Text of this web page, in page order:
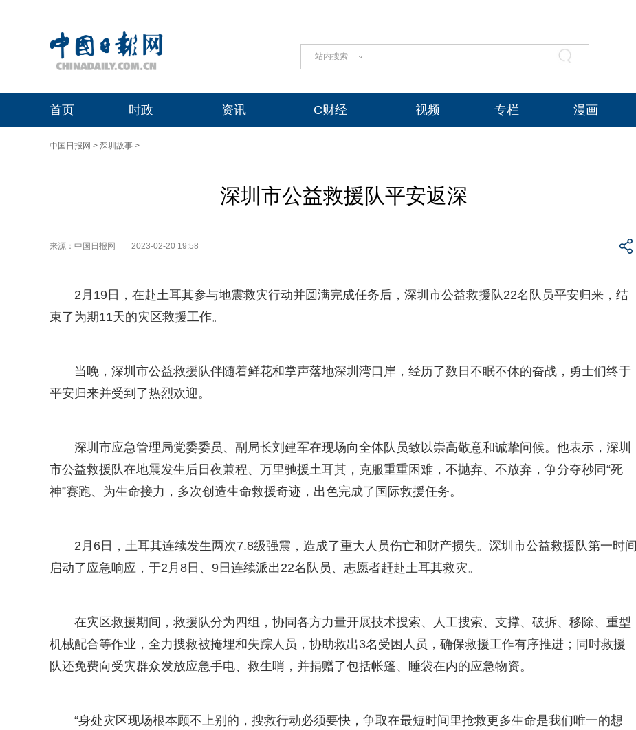
站内搜索
首页 时政 资讯 C财经 视频 专栏 漫画
中国日报网 > 深圳故事 >
深圳市公益救援队平安返深
来源：中国日报网 2023-02-20 19:58
2月19日，在赴土耳其参与地震救灾行动并圆满完成任务后，深圳市公益救援队22名队员平安归来，结
束了为期11天的灾区救援工作。
当晚，深圳市公益救援队伴随着鲜花和掌声落地深圳湾口岸，经历了数日不眠不休的奋战，勇士们终于
平安归来并受到了热烈欢迎。
深圳市应急管理局党委委员、副局长刘建军在现场向全体队员致以崇高敬意和诚挚问候。他表示，深圳
市公益救援队在地震发生后日夜兼程、万里驰援土耳其，克服重重困难，不抛弃、不放弃，争分夺秒同“死
神”赛跑、为生命接力，多次创造生命救援奇迹，出色完成了国际救援任务。
2月6日，土耳其连续发生两次7.8级强震，造成了重大人员伤亡和财产损失。深圳市公益救援队第一时间
启动了应急响应，于2月8日、9日连续派出22名队员、志愿者赶赴土耳其救灾。
在灾区救援期间，救援队分为四组，协同各方力量开展技术搜索、人工搜索、支撑、破拆、移除、重型
机械配合等作业，全力搜救被掩埋和失踪人员，协助救出3名受困人员，确保救援工作有序推进；同时救援
队还免费向受灾群众发放应急手电、救生哨，并捐赠了包括帐篷、睡袋在内的应急物资。
“身处灾区现场根本顾不上别的，搜救行动必须要快，争取在最短时间里抢救更多生命是我们唯一的想